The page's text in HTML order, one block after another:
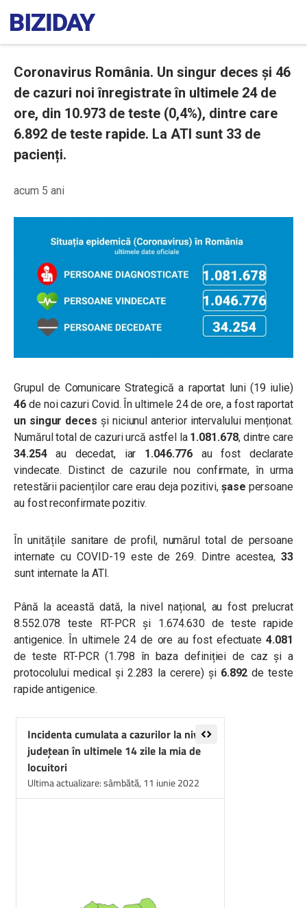
Coronavirus România. Un singur deces și 46
de cazuri noi înregistrate în ultimele 24 de
ore, din 10.973 de teste (0,4%), dintre care
6.892 de teste rapide. La ATI sunt 33 de
pacienți.
acum 5 ani
Grupul de Comunicare Strategică a raportat luni (19 iulie)
46 de noi cazuri Covid. În ultimele 24 de ore, a fost raportat
un singur deces și niciunul anterior intervalului menționat.
Numărul total de cazuri urcă astfel la1.081.678, dintre care
34.254
au decedat, iar 1.046.776 au fost declarate
vindecate. Distinct de cazurile nou confirmate, în urma
retestării pacienților care erau deja pozitivi,șase persoane
au fost reconfirmate pozitiv.
În unitățile sanitare de profil, numărul total de persoane
internate cu COVID-19 este de 269. Dintre acestea,33
sunt internate la ATI.
Până la această dată, la nivel național, au fost prelucrat
8.552.078 teste RT-PCR și 1.674.630 de teste rapide
antigenice. În ultimele 24 de ore au fost efectuate4.081
de teste RT-PCR (1.798 în baza definiției de caz și a
protocolului medical și 2.283 la cerere) și 6.892 de teste
rapide antigenice.